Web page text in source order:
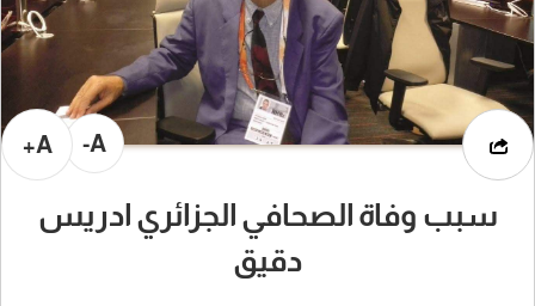
A-
A+
سبب وفاة الصحافي الجزائري ادريس
دقيق